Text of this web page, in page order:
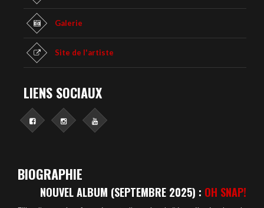
Galerie
Site de l'artiste
LIENS SOCIAUX
BIOGRAPHIE
NOUVEL ALBUM (SEPTEMBRE 2025) : OH SNAP!